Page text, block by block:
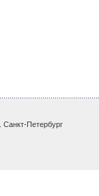
Петербург